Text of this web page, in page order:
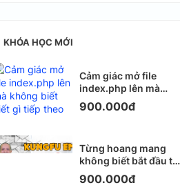
KHÓA HỌC MỚI
Cảm giác mở file
index.php lên mà
không biết viết gì tiếp
theo
900.000đ
Từng hoang mang
không biết bắt đầu từ
đâu với Email
Marketing
900.000đ